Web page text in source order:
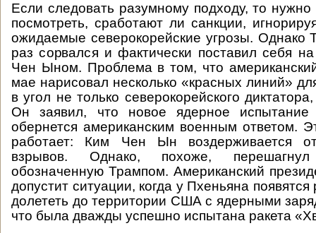
Если следовать разумному подходу, то
посмотреть, сработают ли санкции,
ожидаемые северокорейские угрозы. Однако
раз сорвался и фактически поставил себя
Чен Ыном. Проблема в том, что
мае нарисовал несколько «красных линий»
в угол не только северокорейского
Он заявил, что новое ядерное
обернется американским военным ответом.
работает: Ким Чен Ын воздерживается
взрывов. Однако, похоже,
обозначенную Трампом. Американский
допустит ситуации, когда у Пхеньяна
долететь до территории США с ядерными
что была дважды успешно испытана ракета